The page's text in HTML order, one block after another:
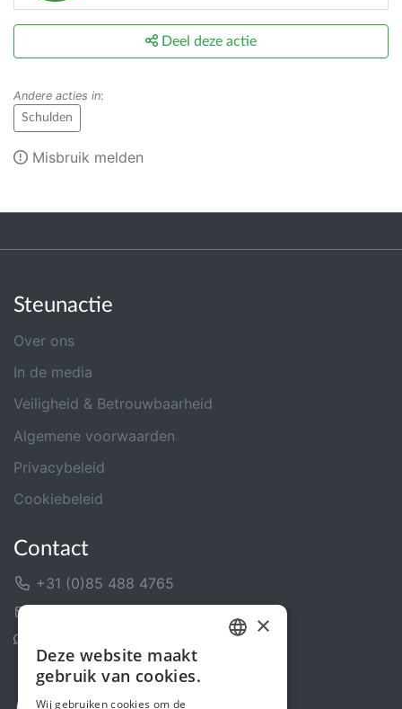
Deel deze actie
Andere acties in:
Schulden
Misbruik melden
Steunactie
Over ons
In de media
Veiligheid & Betrouwbaarheid
Algemene voorwaarden
Privacybeleid
Cookiebeleid
Contact
+31 (0)85 488 4765
×
Deze website maakt
gebruik van cookies.
Wij gebruiken cookies om de